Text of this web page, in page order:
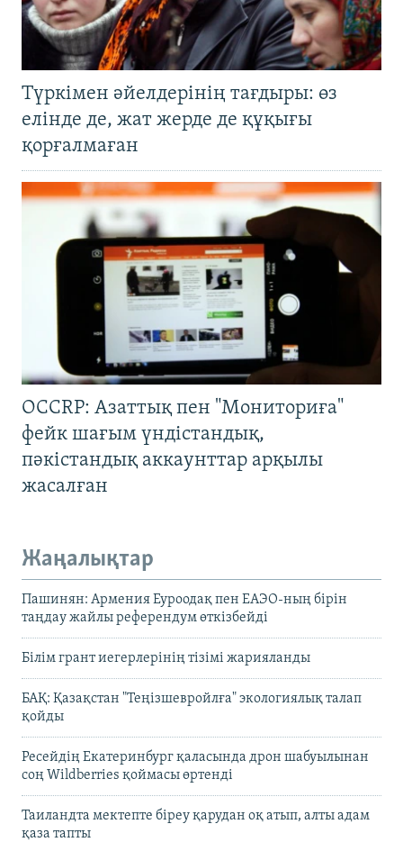
Түркімен әйелдерінің тағдыры: өз
елінде де, жат жерде де құқығы
қорғалмаған
OCCRP: Азаттық пен "Мониториға"
фейк шағым үндістандық,
пәкістандық аккаунттар арқылы
жасалған
Жаңалықтар
Пашинян: Армения Еуроодақ пен ЕАЭО-ның бірін
таңдау жайлы референдум өткізбейді
Білім грант иегерлерінің тізімі жарияланды
БАҚ: Қазақстан "Теңізшевройлға" экологиялық талап
қойды
Ресейдің Екатеринбург қаласында дрон шабуылынан
соң Wildberries қоймасы өртенді
Таиландта мектепте біреу қарудан оқ атып, алты адам
қаза тапты